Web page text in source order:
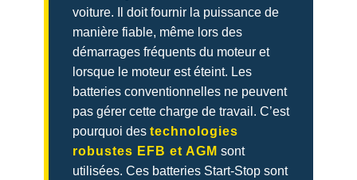
voiture. Il doit fournir la puissance de
manière fiable, même lors des
démarrages fréquents du moteur et
lorsque le moteur est éteint. Les
batteries conventionnelles ne peuvent
pas gérer cette charge de travail. C’est
pourquoi des technologies
robustes EFB et AGM sont
utilisées. Ces batteries Start-Stop sont